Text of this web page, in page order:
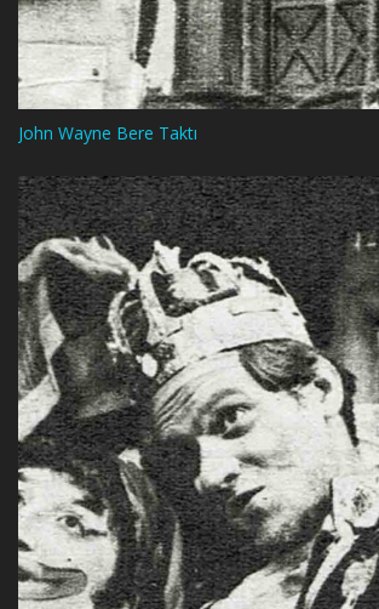
John Wayne Bere Taktı